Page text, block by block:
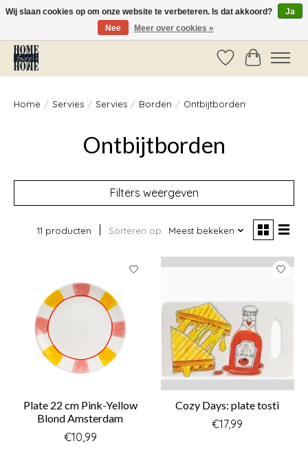
Vóór 14:00 besteld, dezelfde dag verzonden!
Verlanglijst
Home / Servies / Servies / Borden / Ontbijtborden
Ontbijtborden
Filters weergeven
11 producten Sorteren op Meest bekeken
Plate 22 cm Pink-Yellow
Blond Amsterdam
€10,99
Cozy Days: plate tosti
€17,99
Wij slaan cookies op om onze website te verbeteren. Is dat akkoord?
Ja
Nee
Meer over cookies »